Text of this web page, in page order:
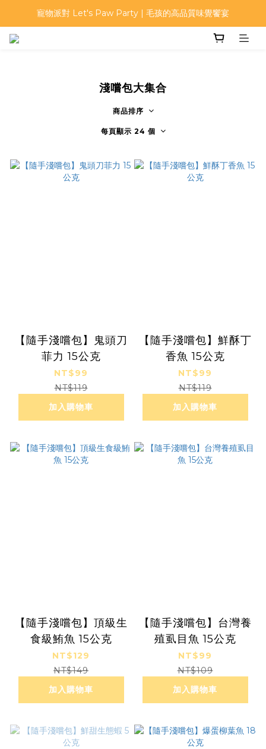
寵物派對 Let's Paw Party | 毛孩的高品質味覺饗宴
寵物派對 Let's Paw Party | 毛孩的高品質味覺饗宴
淺嚐包大集合
商品排序
每頁顯示 24 個
【隨手淺嚐包】鬼頭刀
菲力 15公克
NT$99
NT$119
加入購物車
【隨手淺嚐包】鮮酥丁
香魚 15公克
NT$99
NT$119
加入購物車
【隨手淺嚐包】頂級生
食級鮪魚 15公克
NT$129
NT$149
加入購物車
【隨手淺嚐包】台灣養
殖虱目魚 15公克
NT$99
NT$109
加入購物車